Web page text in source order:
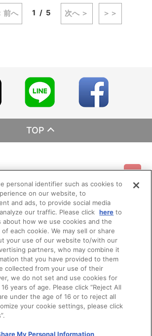
前へ 1 5 次へ ＞ ＞＞
TOP
基づく表示 プライバシーポリシー
会社概要
プ お問い合わせ
Personal Information
会員登録
ィルムワークス
personal identifier such as cookies to
on our website, to
and ads, to provide social media
our traffic. Please click here to
about how we use cookies and the
each cookie. We may sell or share
your use of our website to/with our
partners, who may combine it
that you have provided to them
collected from your use of their
we do not set and use cookies for
years of age. Please click “Reject All
under the age of 16 or to reject all
your cookie settings, please click
My Personal Information